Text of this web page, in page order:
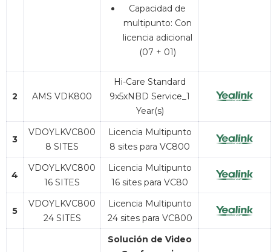
Capacidad de
multipunto: Con
licencia adicional
(07 + 01)
2 AMS VDK800
Hi-Care Standard
9x5xNBD Service_1
Year(s)
3
VDOYLKVC800
8 SITES
Licencia Multipunto
8 sites para VC800
4
VDOYLKVC800
16 SITES
Licencia Multipunto
16 sites para VC80
5
VDOYLKVC800
24 SITES
Licencia Multipunto
24 sites para VC800
Solución de Video